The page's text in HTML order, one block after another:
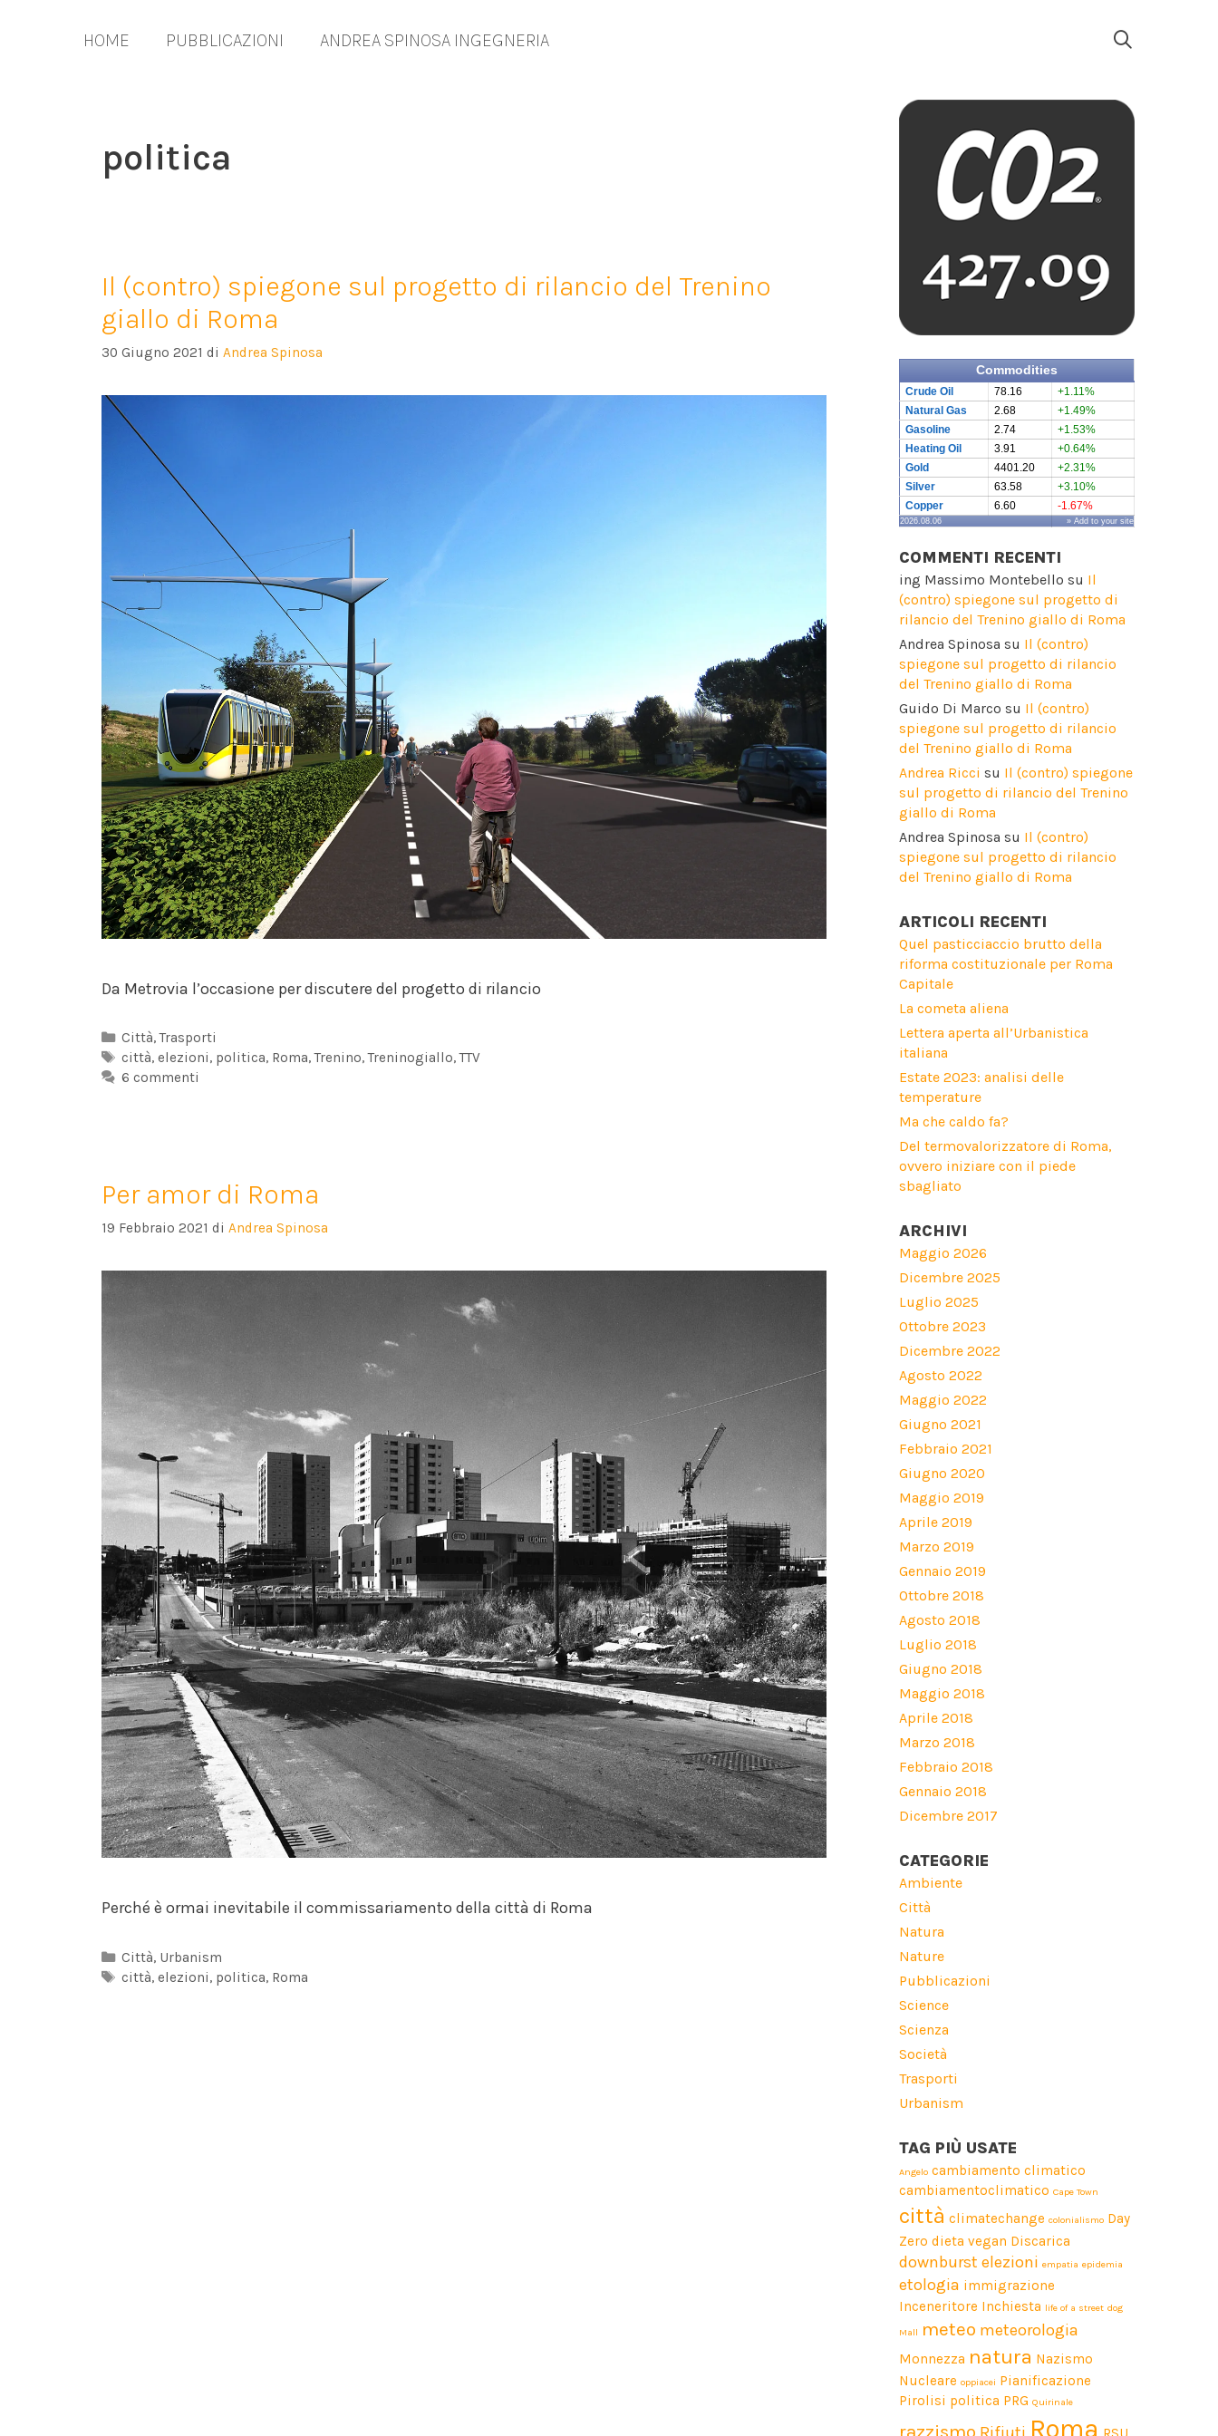
HOME PUBBLICAZIONI ANDREA SPINOSA INGEGNERIA
politica
Il (contro) spiegone sul progetto di rilancio del Trenino
giallo di Roma
30 Giugno 2021 di Andrea Spinosa
Da Metrovia l’occasione per discutere del progetto di rilancio
Categorie
Città,Trasporti
Tag
città,elezioni, politica, Roma,Trenino,Treninogiallo,TTV
6 commenti
Per amor di Roma
19 Febbraio 2021 di Andrea Spinosa
Perché è ormai inevitabile il commissariamento della città di Roma
Categorie
Città, Urbanism
Tag
città,elezioni, politica, Roma
Commodities
Crude Oil 78.16
+1.11%
Natural Gas
2.68
+1.49%
Gasoline
2.74
+1.53%
Heating Oil
3.91
+0.64%
Gold
4401.20
+2.31%
Silver
63.58
+3.10%
Copper
6.60 -1.67%
2026.08.06 » Add to your site
COMMENTI RECENTI
ing Massimo Montebello su Il
(contro) spiegone sul progetto di
rilancio del Trenino giallo di Roma
Andrea Spinosa su Il (contro)
spiegone sul progetto di rilancio
del Trenino giallo di Roma
Guido Di Marco su Il (contro)
spiegone sul progetto di rilancio
del Trenino giallo di Roma
Andrea Ricci su Il (contro) spiegone
sul progetto di rilancio del Trenino
giallo di Roma
Andrea Spinosa su Il (contro)
spiegone sul progetto di rilancio
del Trenino giallo di Roma
ARTICOLI RECENTI
Quel pasticciaccio brutto della
riforma costituzionale per Roma
Capitale
La cometa aliena
Lettera aperta all’Urbanistica
italiana
Estate 2023: analisi delle
temperature
Ma che caldo fa?
Del termovalorizzatore di Roma,
ovvero iniziare con il piede
sbagliato
ARCHIVI
Maggio 2026
Dicembre 2025
Luglio 2025
Ottobre 2023
Dicembre 2022
Agosto 2022
Maggio 2022
Giugno 2021
Febbraio 2021
Giugno 2020
Maggio 2019
Aprile 2019
Marzo 2019
Gennaio 2019
Ottobre 2018
Agosto 2018
Luglio 2018
Giugno 2018
Maggio 2018
Aprile 2018
Marzo 2018
Febbraio 2018
Gennaio 2018
Dicembre 2017
CATEGORIE
Ambiente
Città
Natura
Nature
Pubblicazioni
Science
Scienza
Società
Trasporti
Urbanism
TAG PIÙ USATE
Angelo cambiamento climatico
cambiamentoclimatico Cape Town
città climatechange colonialismo Day
Zero dieta vegan Discarica
downburst elezioni empatia epidemia
etologia immigrazione
Inceneritore Inchiesta life of a street dog
Mall meteo meteorologia
Monnezza natura Nazismo
Nucleare oppiacei Pianificazione
Pirolisi politica PRG Quirinale
razzismo Roma